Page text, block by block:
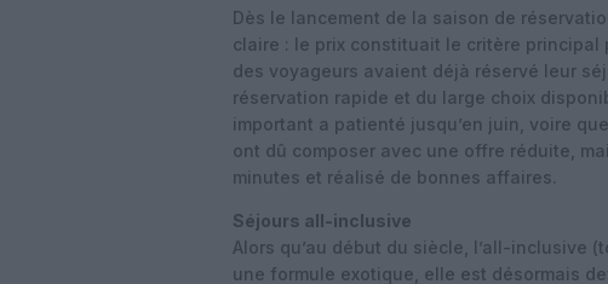
Dès le lancement de la saison de
claire : le prix constituait le critère
des voyageurs avaient déjà réservé leur
réservation rapide et du large choix
important a patienté jusqu’en juin, voire
ont dû composer avec une offre réduite,
minutes et réalisé de bonnes affaires.
Séjours all-inclusive
Alors qu’au début du siècle, l’all-inclusive
une formule exotique, elle est désormais